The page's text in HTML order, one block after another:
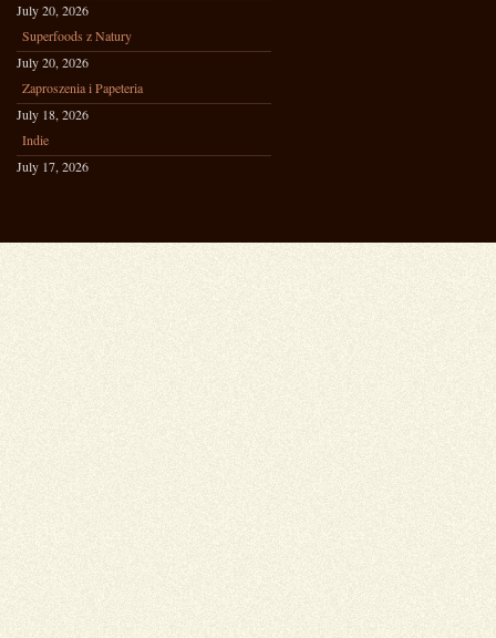
July 20, 2026
Superfoods z Natury
July 20, 2026
Zaproszenia i Papeteria
July 18, 2026
Indie
July 17, 2026